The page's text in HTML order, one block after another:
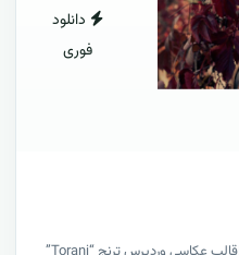
دانلود
فوری